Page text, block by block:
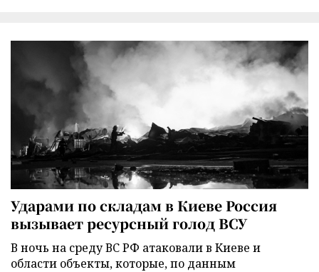
Ударами по складам в Киеве Россия
вызывает ресурсный голод ВСУ
В ночь на среду ВС РФ атаковали в Киеве и
области объекты, которые, по данным